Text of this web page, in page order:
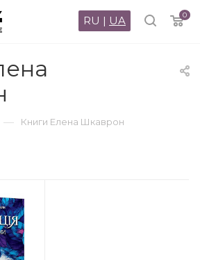
0
RU | UA
— Книги Елена Шкаврон